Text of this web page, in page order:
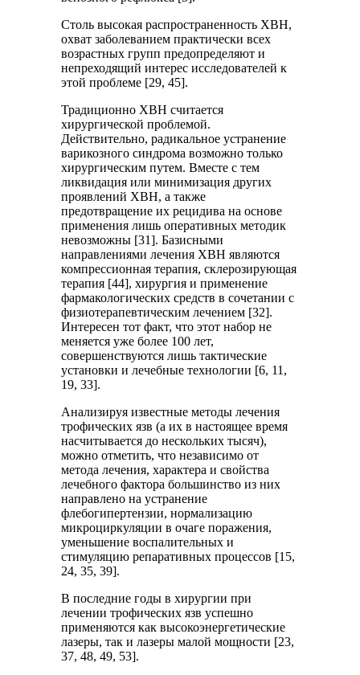
Столь высокая распространенность ХВН,
охват заболеванием практически всех
возрастных групп предопределяют и
непреходящий интерес исследователей к
этой проблеме [29, 45].
Традиционно ХВН считается
хирургической проблемой.
Действительно, радикальное устранение
варикозного синдрома возможно только
хирургическим путем. Вместе с тем
ликвидация или минимизация других
проявлений ХВН, а также
предотвращение их рецидива на основе
применения лишь оперативных методик
невозможны [31]. Базисными
направлениями лечения ХВН являются
компрессионная терапия, склерозирующая
терапия [44], хирургия и применение
фармакологических средств в сочетании с
физиотерапевтическим лечением [32].
Интересен тот факт, что этот набор не
меняется уже более 100 лет,
совершенствуются лишь тактические
установки и лечебные технологии [6, 11,
19, 33].
Анализируя известные методы лечения
трофических язв (а их в настоящее время
насчитывается до нескольких тысяч),
можно отметить, что независимо от
метода лечения, характера и свойства
лечебного фактора большинство из них
направлено на устранение
флебогипертензии, нормализацию
микроциркуляции в очаге поражения,
уменьшение воспалительных и
стимуляцию репаративных процессов [15,
24, 35, 39].
В последние годы в хирургии при
лечении трофических язв успешно
применяются как высокоэнергетические
лазеры, так и лазеры малой мощности [23,
37, 48, 49, 53].